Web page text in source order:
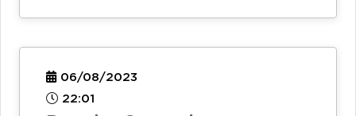
06/08/2023
22:01